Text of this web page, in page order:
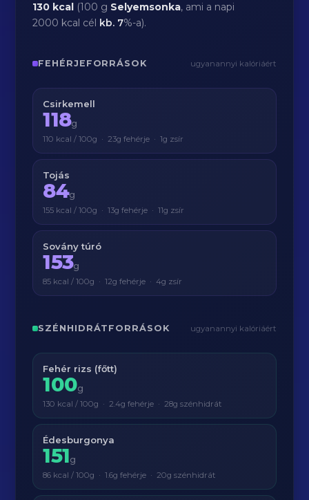
130 kcal (100 g Selyemsonka, ami a napi
2000 kcal cél kb. 7%-a).
FEHÉRJEFORRÁSOK ugyanannyi kalóriáért
Csirkemell
118g
110 kcal / 100g · 23g fehérje · 1g zsír
Tojás
84g
155 kcal / 100g · 13g fehérje · 11g zsír
Sovány túró
153g
85 kcal / 100g · 12g fehérje · 4g zsír
SZÉNHIDRÁTFORRÁSOK ugyanannyi kalóriáért
Fehér rizs (főtt)
100g
130 kcal / 100g · 2.4g fehérje · 28g szénhidrát
Édesburgonya
151g
86 kcal / 100g · 1.6g fehérje · 20g szénhidrát